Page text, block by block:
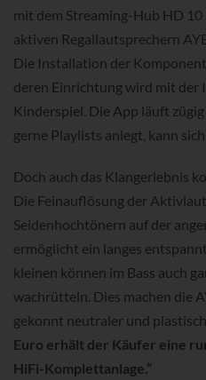
mit dem Streaming-Hub HD
aktiven Regallautsprechern
Die Installation der
deren Einrichtung wird mit der
Kinderspiel. Die App läuft
gerne Playlists anlegt, kann
Doch auch das Klangerlebnis
Die Feinauflösung der
Seidenhochtönern auf der
ermöglicht ein langes
kleinen können im Bass auch
wachrütteln. Dies machen die
gekonnt neutraler und
Euro erhält der Käufer eine
HiFi-Komplettanlage.“